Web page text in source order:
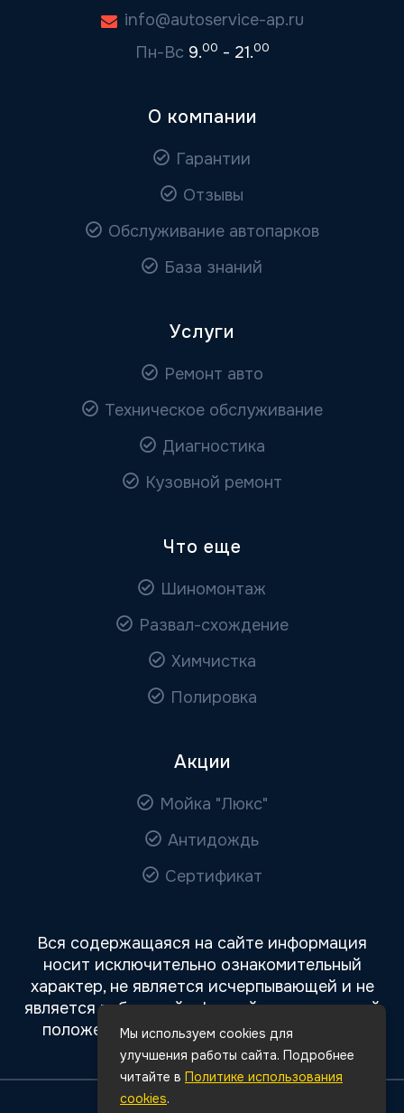
info@autoservice-ap.ru
Пн-Вс 9.00 - 21.00
О компании
Гарантии
Отзывы
Обслуживание автопарков
База знаний
Услуги
Ремонт авто
Техническое обслуживание
Диагностика
Кузовной ремонт
Что еще
Шиномонтаж
Развал-схождение
Химчистка
Полировка
Акции
Мойка "Люкс"
Антидождь
Сертификат
Вся содержащаяся на сайте информация
носит исключительно ознакомительный
характер, не является исчерпывающей и не
является публичной офертой, определяемой
положениями статьи 437 Гражданского
кодекса РФ.
Мы используем cookies для
улучшения работы сайта. Подробнее
читайте в Политике использования
cookies.